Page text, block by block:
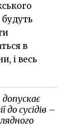
в
і весь
до сусідів –